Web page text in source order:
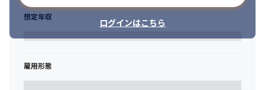
ログインはこちら
想定年収
雇用形態